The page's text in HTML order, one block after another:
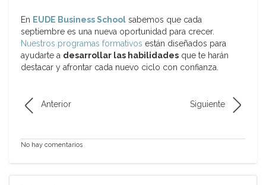
En EUDE Business School sabemos que cada
septiembre es una nueva oportunidad para crecer.
Nuestros programas formativos están diseñados para
ayudarte a desarrollar las habilidades que te harán
destacar y afrontar cada nuevo ciclo con confianza.
Anterior Siguiente
No hay comentarios